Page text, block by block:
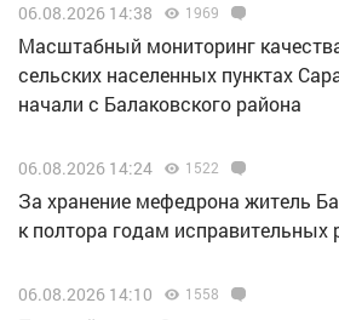
06.08.2026 14:38 1969
Масштабный мониторинг
сельских населенных пунктах
начали с Балаковского района
06.08.2026 14:24 1522
За хранение мефедрона житель
к полтора годам исправительных
06.08.2026 14:10 1558